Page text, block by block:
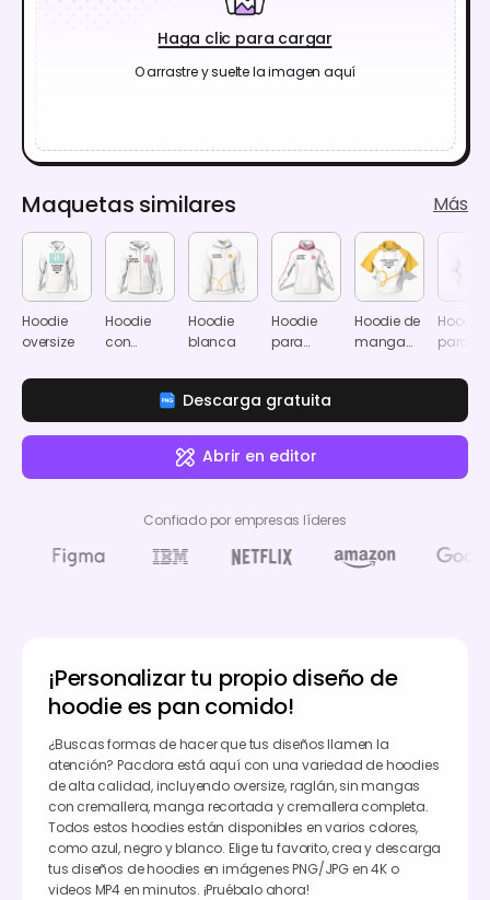
Haga clic para cargar
O arrastre y suelte la imagen aquí
Maquetas similares Más
Hoodie
oversize
Hoodie
con
completa
Hoodie
blanca
Hoodie
para
Hoodie de
manga
Hoodie
para
Descarga gratuita
Abrir en editor
Confiado por empresas líderes
¡Personalizar tu propio diseño de
hoodie es pan comido!
¿Buscas formas de hacer que tus diseños llamen la
atención? Pacdora está aquí con una variedad de hoodies
de alta calidad, incluyendo oversize, raglán, sin mangas
con cremallera, manga recortada y cremallera completa.
Todos estos hoodies están disponibles en varios colores,
como azul, negro y blanco. Elige tu favorito, crea y descarga
tus diseños de hoodies en imágenes PNG/JPG en 4K o
videos MP4 en minutos. ¡Pruébalo ahora!